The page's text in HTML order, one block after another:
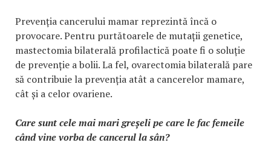
Prevenția cancerului mamar reprezintă încă o
provocare. Pentru purtătoarele de mutații genetice,
mastectomia bilaterală profilactică poate fi o soluție
de prevenție a bolii. La fel, ovarectomia bilaterală pare
să contribuie la prevenția atât a cancerelor mamare,
cât și a celor ovariene.
Care sunt cele mai mari greșeli pe care le fac femeile
când vine vorba de cancerul la sân?